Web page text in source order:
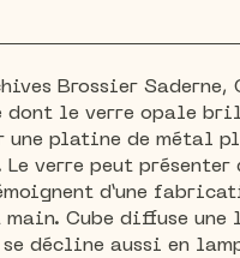
Brossier Saderne,
dont le verre opale
une platine de métal
Le verre peut
d’une
Cube diffuse une
se décline aussi en